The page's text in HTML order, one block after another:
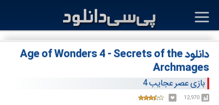
دانلود Age of Wonders 4 - Secrets of the
Archmages
بازی عصر عجایب 4
12,970